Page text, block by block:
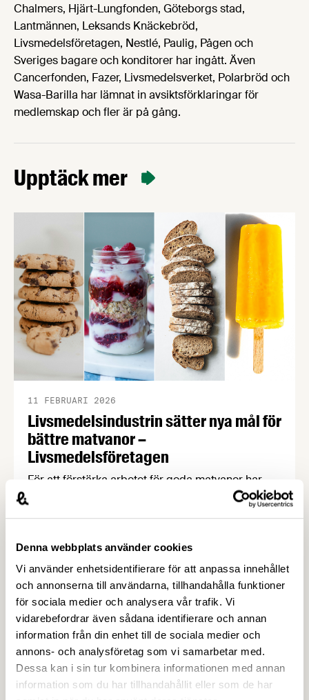
Denna webbplats använder cookies
Vi använder enhetsidentifierare för att anpassa innehållet
och annonserna till användarna, tillhandahålla funktioner
för sociala medier och analysera vår trafik. Vi
vidarebefordrar även sådana identifierare och annan
information från din enhet till de sociala medier och
annons- och analysföretag som vi samarbetar med.
Dessa kan i sin tur kombinera informationen med annan
information som du har tillhandahållit eller som de har
Chalmers, Hjärt-Lungfonden, Göteborgs stad,
Lantmännen, Leksands Knäckebröd,
Livsmedelsföretagen, Nestlé, Paulig, Pågen och
Sveriges bagare och konditorer har ingått. Även
Cancerfonden, Fazer, Livsmedelsverket, Polarbröd och
Wasa-Barilla har lämnat in avsiktsförklaringar för
medlemskap och fler är på gång.
Upptäck mer
Livsmedelsindustrin sätter nya mål för
bättre matvanor –
Livsmedelsföretagen
11 FEBRUARI 2026
För att förstärka arbetet för goda matvanor har
medlemsföretag satt upp åtaganden och mål för
energimärkning. Först ut är sötade smaksatta
mjölkprodukter, matbröd, glass samt kaffebröd,
kex och kakor, och fler åtaganden kommer senare
i vår. Åtagandena är frivilliga och målen tar sikte
på 2030. …